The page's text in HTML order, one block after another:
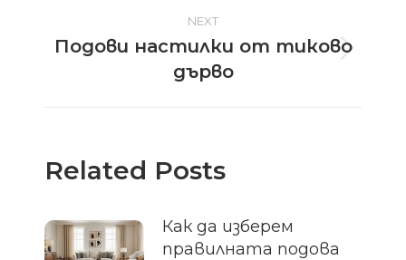
NEXT
Next
post:
Подови настилки от тиково
дърво
Related Posts
Как да изберем
правилната подова